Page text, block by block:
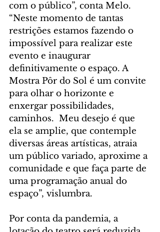
com o público”, conta Melo.
“Neste momento de tantas
restrições estamos fazendo o
impossível para realizar este
evento e inaugurar
definitivamente o espaço. A
Mostra Pôr do Sol é um convite
para olhar o horizonte e
enxergar possibilidades,
caminhos.  Meu desejo é que
ela se amplie, que contemple
diversas áreas artísticas, atraia
um público variado, aproxime a
comunidade e que faça parte de
uma programação anual do
espaço”, vislumbra.
Por conta da pandemia, a